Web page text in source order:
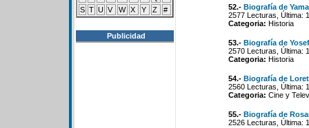
S T U V W X Y Z #
Publicidad
52.- Biografía de
2577 Lecturas, Última:
Categoria: Historia
53.- Biografía de
2570 Lecturas, Última:
Categoria: Historia
54.- Biografía de
2560 Lecturas, Última:
Categoria: Cine y
55.- Biografía de
2526 Lecturas, Última: